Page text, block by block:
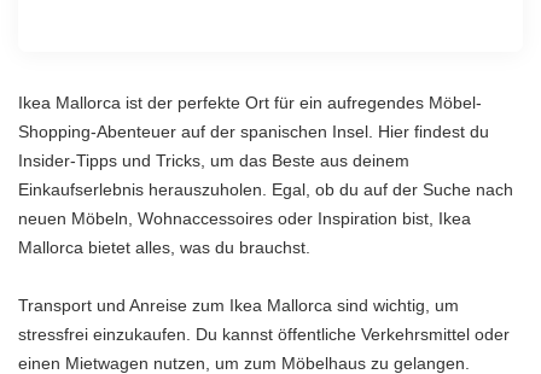
Ikea Mallorca ist der perfekte Ort für ein aufregendes Möbel-
Shopping-Abenteuer auf der spanischen Insel. Hier findest du
Insider-Tipps und Tricks, um das Beste aus deinem
Einkaufserlebnis herauszuholen. Egal, ob du auf der Suche nach
neuen Möbeln, Wohnaccessoires oder Inspiration bist, Ikea
Mallorca bietet alles, was du brauchst.
Transport und Anreise zum Ikea Mallorca sind wichtig, um
stressfrei einzukaufen. Du kannst öffentliche Verkehrsmittel oder
einen Mietwagen nutzen, um zum Möbelhaus zu gelangen.